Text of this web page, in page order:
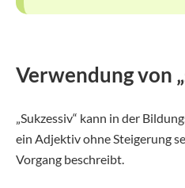
Verwendung von
„Sukzessiv“ kann in der
ein Adjektiv ohne Steigerung
Vorgang beschreibt.